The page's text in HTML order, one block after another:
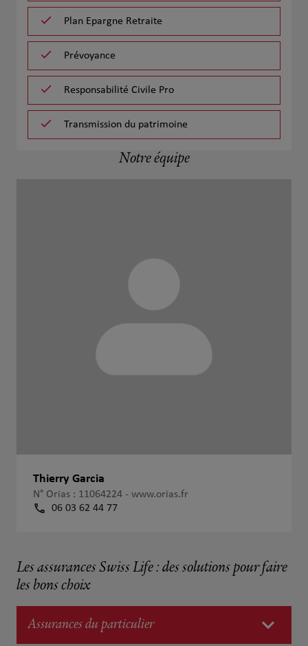
Plan Epargne Retraite
Prévoyance
Responsabilité Civile Pro
Transmission du patrimoine
Notre équipe
Thierry Garcia
N° Orias : 11064224 - www.orias.fr
06 03 62 44 77
Les assurances Swiss Life : des solutions pour faire
les bons choix
Assurances du particulier